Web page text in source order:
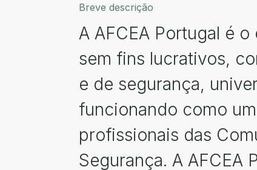
Breve descrição
A AFCEA Portugal é
sem fins lucrativos,
e de segurança,
funcionando como
profissionais das
Segurança. A AFCEA